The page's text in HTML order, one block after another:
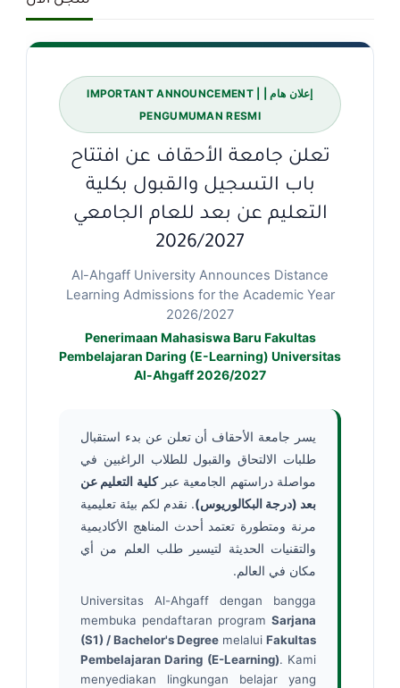
إعلان هام | IMPORTANT ANNOUNCEMENT |
PENGUMUMAN RESMI
تعلن جامعة الأحقاف عن افتتاح
باب التسجيل والقبول بكلية
التعليم عن بعد للعام الجامعي
2026/2027
Al-Ahgaff University Announces Distance
Learning Admissions for the Academic Year
2026/2027
Penerimaan Mahasiswa Baru Fakultas
Pembelajaran Daring (E-Learning) Universitas
Al-Ahgaff 2026/2027
يسر جامعة الأحقاف أن تعلن عن بدء استقبال
طلبات الالتحاق والقبول للطلاب الراغبين في
مواصلة دراستهم الجامعية عبركلية التعليم عن
بعد (درجة البكالوريوس). نقدم لكم بيئة تعليمية
مرنة ومتطورة تعتمد أحدث المناهج الأكاديمية
والتقنيات الحديثة لتيسير طلب العلم من أي
مكان في العالم.
Universitas Al-Ahgaff dengan bangga
membuka pendaftaran program Sarjana
(S1) / Bachelor's Degree melalui Fakultas
Pembelajaran Daring (E-Learning). Kami
menyediakan lingkungan belajar yang